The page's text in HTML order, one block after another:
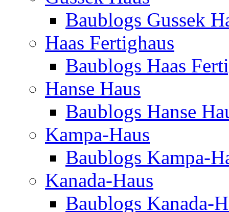
Baublogs Gussek
Haas Fertighaus
Baublogs Haas
Hanse Haus
Baublogs Hanse
Kampa-Haus
Baublogs Kampa-
Kanada-Haus
Baublogs Kanada-